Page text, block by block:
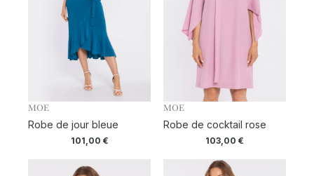
MOE
Robe de jour bleue
101,00 €
MOE
Robe de cocktail rose
103,00 €